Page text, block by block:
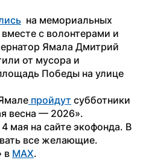
  на мемориальных
с волонтерами и
Ямала Дмитрий
от мусора и
Победы на улице
пройдут субботники
весна — 2026».
мая на сайте экофонда. В
все желающие.
в MAX.